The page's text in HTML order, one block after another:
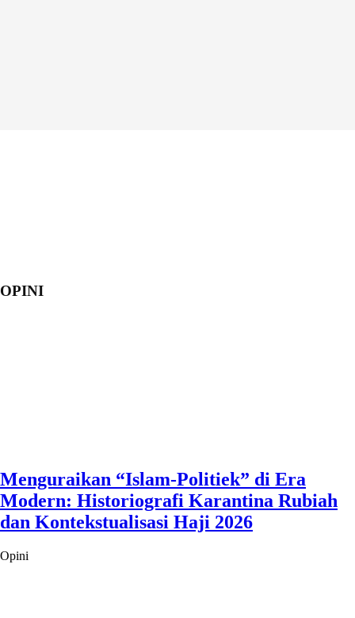
OPINI
Menguraikan “Islam-Politiek” di Era
Modern: Historiografi Karantina Rubiah
dan Kontekstualisasi Haji 2026
Opini